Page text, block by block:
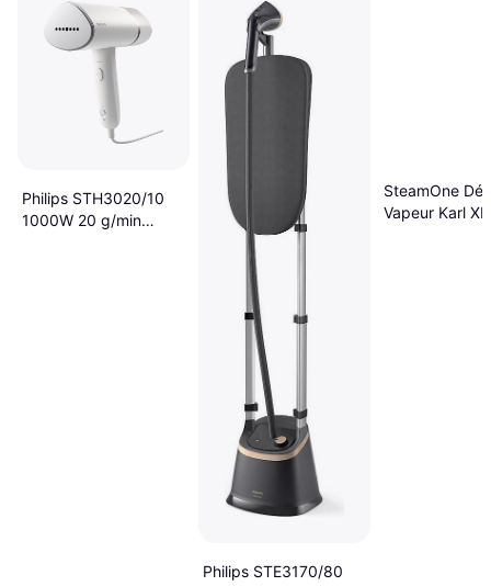
Philips STH3020/10
1000W 20 g/min
Philips STE3170/80
SteamOne
Vapeur Karl